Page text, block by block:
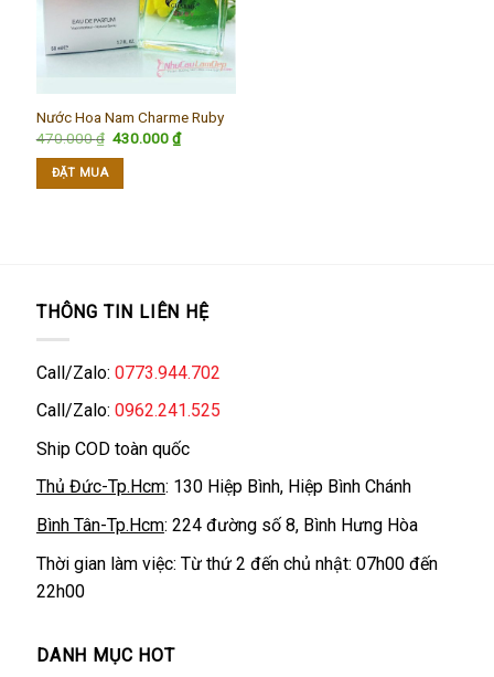
Nước Hoa Nam Charme Ruby
470.000₫ Giá
430.000₫Giá
hiện
ĐẶT MUA
THÔNG TIN LIÊN HỆ
Call/Zalo: 0773.944.702
Call/Zalo: 0962.241.525
Ship COD toàn quốc
Thủ Đức-Tp.Hcm: 130 Hiệp Bình, Hiệp Bình Chánh
Bình Tân-Tp.Hcm: 224 đường số 8, Bình Hưng Hòa
Thời gian làm việc: Từ thứ 2 đến chủ nhật: 07h00 đến
22h00
DANH MỤC HOT